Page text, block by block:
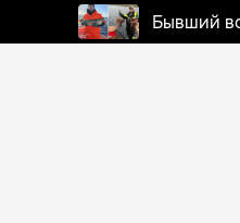
Бывший